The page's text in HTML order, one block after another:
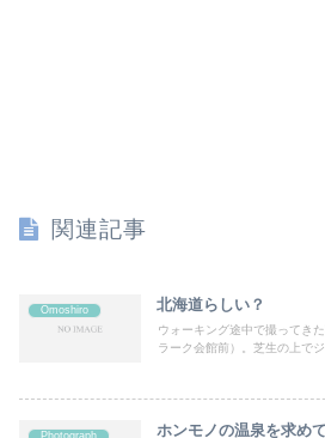
関連記事
Omoshiro 北海道らしい？
ウォーキング途中で撮ってき
ラーク会館前）。芝生の上でジ
ホンモノの温泉を求めて